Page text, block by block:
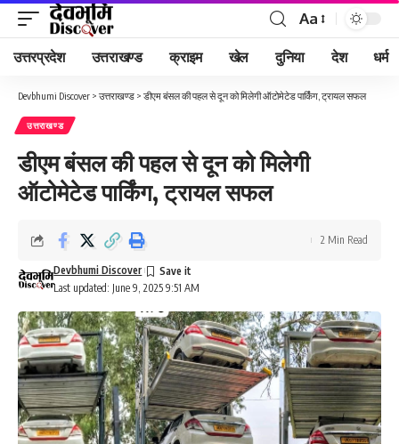
Font
Resizer
Aa
उत्तरप्रदेश उत्तराखण्ड क्राइम खेल दुनिया देश धर्म
Devbhumi Discover > उत्तराखण्ड > डीएम बंसल की पहल से दून को मिलेगी ऑटोमेटेड पार्किंग, ट्रायल सफल
उत्तराखण्ड
डीएम बंसल की पहल से दून को मिलेगी
ऑटोमेटेड पार्किंग, ट्रायल सफल
Last updated: June 9, 2025 9:51 AM
Devbhumi Discover
2 Min Read